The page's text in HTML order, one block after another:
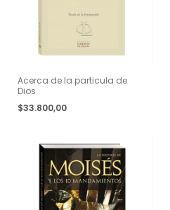
Acerca de la particula de
Dios
$33.800,00